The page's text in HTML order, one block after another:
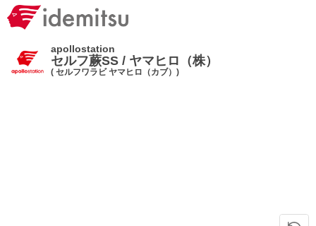
apollostation
セルフ蕨SS / ヤマヒロ（株）
( セルフワラビ ヤマヒロ（カブ）)